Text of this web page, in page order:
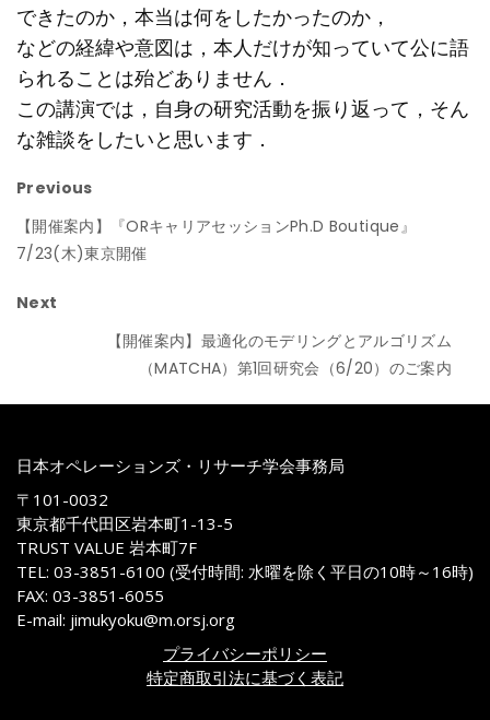
できたのか，本当は何をしたかったのか，
などの経緯や意図は，本人だけが知っていて公に語
られることは殆どありません．
この講演では，自身の研究活動を振り返って，そん
な雑談をしたいと思います．
Previous
【開催案内】『ORキャリアセッションPh.D Boutique』
7/23(木)東京開催
Next
【開催案内】最適化のモデリングとアルゴリズム
（MATCHA）第1回研究会（6/20）のご案内
日本オペレーションズ・リサーチ学会事務局
〒101-0032
東京都千代田区岩本町1-13-5
TRUST VALUE 岩本町7F
TEL: 03-3851-6100 (受付時間: 水曜を除く平日の10時～16時)
FAX: 03-3851-6055
E-mail: jimukyoku@m.orsj.org
プライバシーポリシー
特定商取引法に基づく表記